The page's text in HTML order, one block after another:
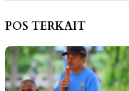
POS TERKAIT